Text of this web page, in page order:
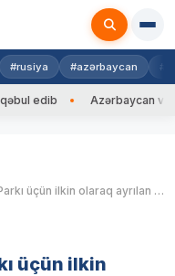
#rusiya #azərbaycan
edib Azərbaycan və
Suqovuşan İstirahət Parkı üçün ilkin olaraq ayrılan vəsait açıqlanıb
üçün ilkin